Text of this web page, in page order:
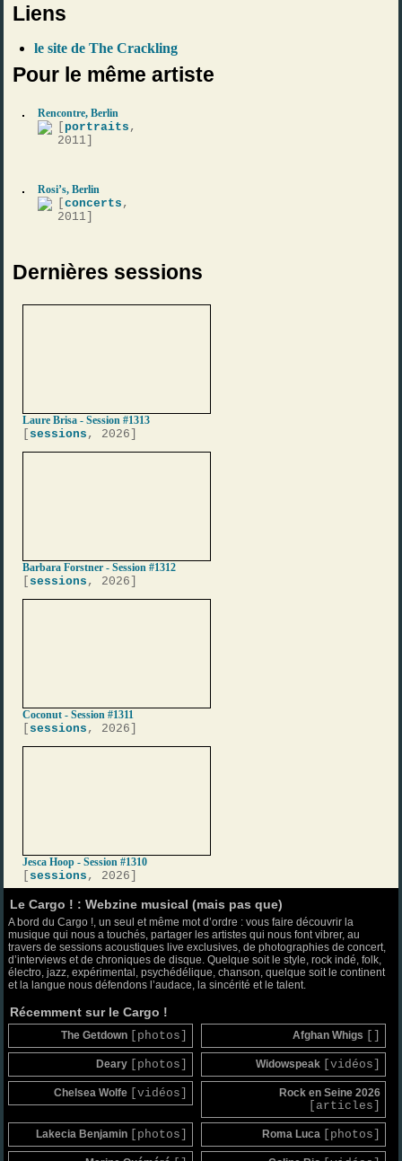
Liens
le site de The Crackling
Pour le même artiste
Rencontre, Berlin
portraits ,
2011]
Rosi’s, Berlin
[concerts ,
2011]
Dernières sessions
Laure Brisa - Session #1313
sessions , 2026]
Barbara Forstner - Session #1312
sessions , 2026]
Coconut - Session #1311
sessions , 2026]
Jesca Hoop - Session #1310
sessions , 2026]
Le Cargo ! : Webzine musical (mais pas que)
A bord du Cargo !, un seul et même mot d’ordre : vous faire découvrir la
musique qui nous a touchés, partager les artistes qui nous font vibrer, au
travers de sessions acoustiques live exclusives, de photographies de concert,
d’interviews et de chroniques de disque. Quelque soit le style, rock indé, folk,
électro, jazz, expérimental, psychédélique, chanson, quelque soit le continent
et la langue nous défendons l’audace, la sincérité et le talent.
Récemment sur le Cargo !
The Getdown [photos] Afghan Whigs
Deary [photos] Widowspeak [vidéos]
Chelsea Wolfe [vidéos] Rock en Seine 2026
[articles]
Lakecia Benjamin [photos] Roma Luca [photos]